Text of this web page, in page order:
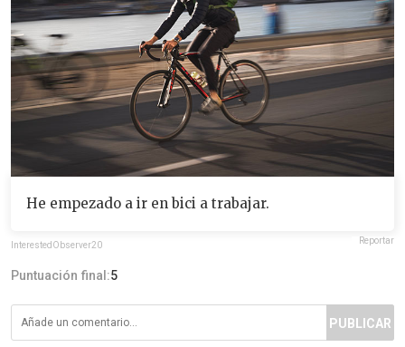
He empezado a ir en bici a trabajar.
InterestedObserver20 Reportar
Puntuación final:5
PUBLICAR